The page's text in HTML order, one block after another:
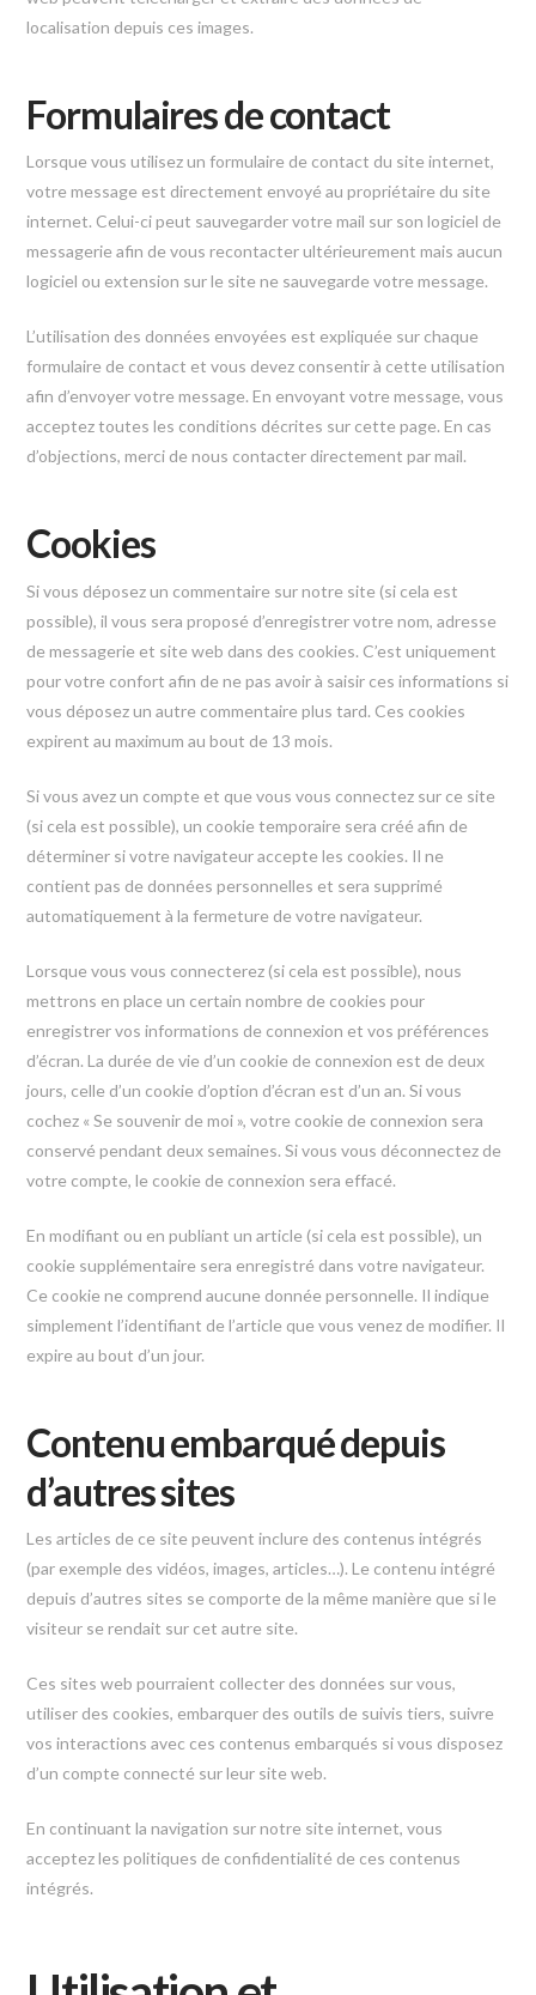
localisation depuis ces images.
Formulaires de contact
Lorsque vous utilisez un formulaire de contact du site internet,
votre message est directement envoyé au propriétaire du site
internet. Celui-ci peut sauvegarder votre mail sur son logiciel de
messagerie afin de vous recontacter ultérieurement mais aucun
logiciel ou extension sur le site ne sauvegarde votre message.
L’utilisation des données envoyées est expliquée sur chaque
formulaire de contact et vous devez consentir à cette utilisation
afin d’envoyer votre message. En envoyant votre message, vous
acceptez toutes les conditions décrites sur cette page. En cas
d’objections, merci de nous contacter directement par mail.
Cookies
Si vous déposez un commentaire sur notre site (si cela est
possible), il vous sera proposé d’enregistrer votre nom, adresse
de messagerie et site web dans des cookies. C’est uniquement
pour votre confort afin de ne pas avoir à saisir ces informations si
vous déposez un autre commentaire plus tard. Ces cookies
expirent au maximum au bout de 13 mois.
Si vous avez un compte et que vous vous connectez sur ce site
(si cela est possible), un cookie temporaire sera créé afin de
déterminer si votre navigateur accepte les cookies. Il ne
contient pas de données personnelles et sera supprimé
automatiquement à la fermeture de votre navigateur.
Lorsque vous vous connecterez (si cela est possible), nous
mettrons en place un certain nombre de cookies pour
enregistrer vos informations de connexion et vos préférences
d’écran. La durée de vie d’un cookie de connexion est de deux
jours, celle d’un cookie d’option d’écran est d’un an. Si vous
cochez « Se souvenir de moi », votre cookie de connexion sera
conservé pendant deux semaines. Si vous vous déconnectez de
votre compte, le cookie de connexion sera effacé.
En modifiant ou en publiant un article (si cela est possible), un
cookie supplémentaire sera enregistré dans votre navigateur.
Ce cookie ne comprend aucune donnée personnelle. Il indique
simplement l’identifiant de l’article que vous venez de modifier. Il
expire au bout d’un jour.
Contenu embarqué depuis
d’autres sites
Les articles de ce site peuvent inclure des contenus intégrés
(par exemple des vidéos, images, articles…). Le contenu intégré
depuis d’autres sites se comporte de la même manière que si le
visiteur se rendait sur cet autre site.
Ces sites web pourraient collecter des données sur vous,
utiliser des cookies, embarquer des outils de suivis tiers, suivre
vos interactions avec ces contenus embarqués si vous disposez
d’un compte connecté sur leur site web.
En continuant la navigation sur notre site internet, vous
acceptez les politiques de confidentialité de ces contenus
intégrés.